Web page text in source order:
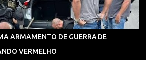
de Covid-19, como tiranias,
atos de corrupção,
notáveis autoridades, fraudes e muito
e seus assessores nos grupos de
ARMAMENTO DE GUERRA DE
VERMELHO